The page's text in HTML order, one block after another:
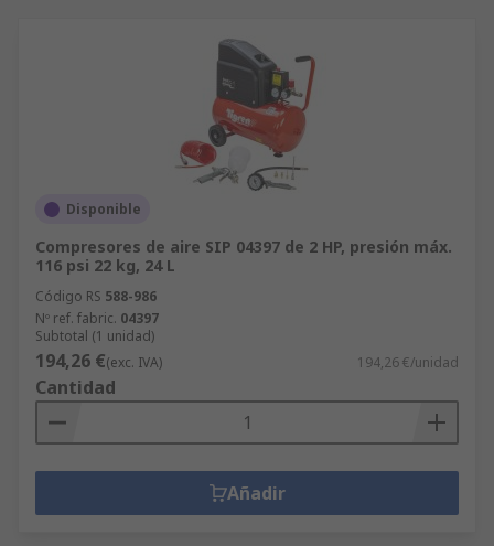
Disponible
Compresores de aire SIP 04397 de 2 HP, presión máx.
116 psi 22 kg, 24 L
Código RS 588-986
Nº ref. fabric. 04397
Subtotal (1 unidad)
194,26 €(exc. IVA) 194,26 €/unidad
Cantidad
Añadir